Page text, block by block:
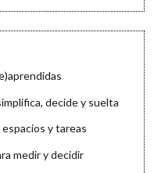
decide y suelta
y tareas
medir y decidir